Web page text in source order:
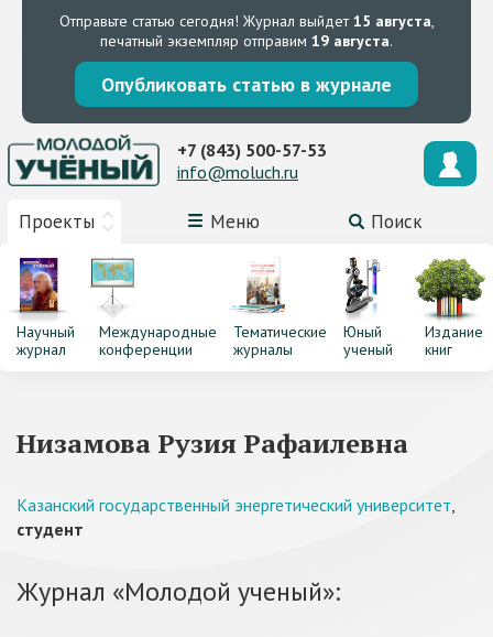
Отправьте статью сегодня! Журнал выйдет15 августа,
печатный экземпляр отправим 19 августа.
Опубликовать статью в журнале
Проекты Меню Поиск
+7 (843) 500-57-53
info@moluch.ru
Научный
журнал
Международные
конференции
Тематические
журналы
Юный
ученый
Издание
книг
Низамова Рузия Рафаилевна
Казанский государственный энергетический университет,
студент
Журнал «Молодой ученый»: